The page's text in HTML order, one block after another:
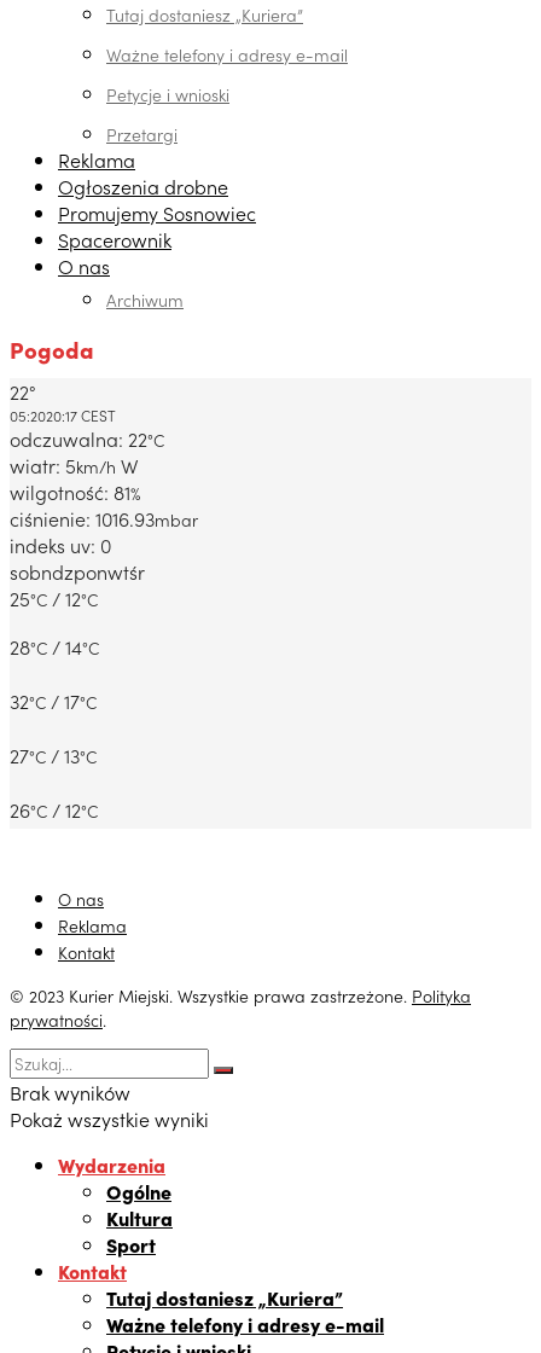
Tutaj dostaniesz „Kuriera”
Ważne telefony i adresy e-mail
Petycje i wnioski
Przetargi
Reklama
Ogłoszenia drobne
Promujemy Sosnowiec
Spacerownik
O nas
Archiwum
Pogoda
Dabrowa Gornicza, PL
22°
05:2020:17 CEST
odczuwalna: 22°C
wiatr: 5km/h W
wilgotność: 81%
ciśnienie: 1016.93mbar
indeks uv: 0
sobndzponwtśr
25°C / 12°C
28°C / 14°C
32°C / 17°C
27°C / 13°C
26°C / 12°C
O nas
Reklama
Kontakt
© 2023 Kurier Miejski. Wszystkie prawa zastrzeżone. Polityka
prywatności.
Brak wyników
Pokaż wszystkie wyniki
Wydarzenia
Ogólne
Kultura
Sport
Kontakt
Tutaj dostaniesz „Kuriera”
Ważne telefony i adresy e-mail